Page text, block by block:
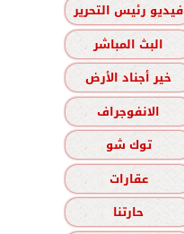
فيديو رئيس التحرير
البث المباشر
خير أجناد الأرض
الانفوجراف
توك شو
عقارات
حارتنا